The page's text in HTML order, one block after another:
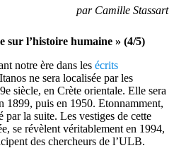
par Camille Stassart
sur l’histoire humaine » (4/5)
notre ère dans les écrits
ne sera localisée par les
siècle, en Crète orientale. Elle sera
1899, puis en 1950. Etonnamment,
par la suite. Les vestiges de cette
se révèlent véritablement en 1994,
des chercheurs de l’ULB.